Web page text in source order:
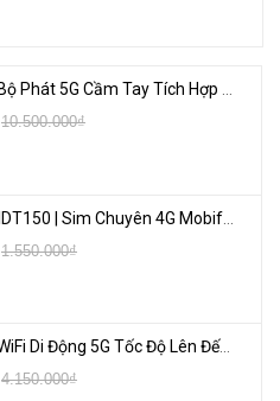
4
34 x 119 x 98mm
ZTE U60 Pro | Bộ Phát 5G Cầm Tay Tích Hợp Công Nghệ WiFi 7, Pin 10000mAh
10.500.000₫
1.550.000₫
ZTE U30 Pro | WiFi Di Động 5G Tốc Độ Lên Đến 500Mbps, Màn Hình Cảm Ứng
4.150.000₫